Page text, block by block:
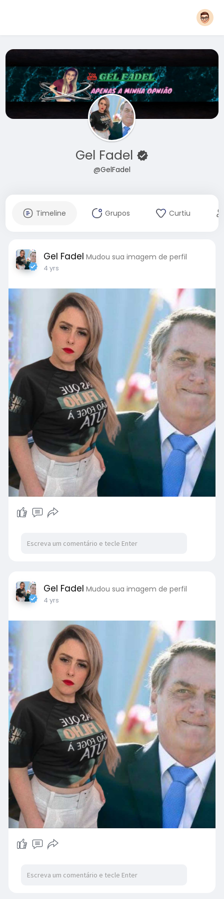
Gel Fadel
@GelFadel
Timeline Grupos Curtiu
Gel Fadel Mudou sua imagem de perfil
4 yrs
Gel Fadel Mudou sua imagem de perfil
4 yrs